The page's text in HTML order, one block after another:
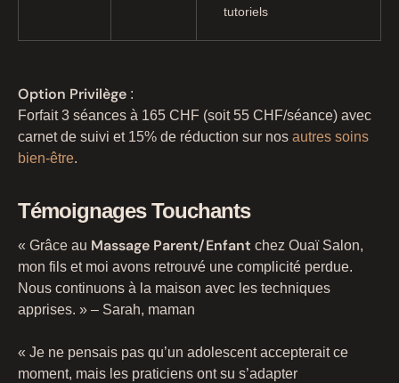
tutoriels
Option Privilège :
Forfait 3 séances à 165 CHF (soit 55 CHF/séance) avec
carnet de suivi et 15% de réduction sur nos autres soins
bien-être.
Témoignages Touchants
« Grâce au Massage Parent/Enfant chez Ouaï Salon,
mon fils et moi avons retrouvé une complicité perdue.
Nous continuons à la maison avec les techniques
apprises. » – Sarah, maman
« Je ne pensais pas qu’un adolescent accepterait ce
moment, mais les praticiens ont su s’adapter